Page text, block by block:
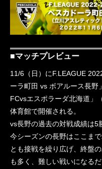
■マッチプレビュー
11/6（日）にF.LEAGUE
ーラ町田 vs ボアルース長野
FCvsエスポラーダ北海道」
体育館で開催される。
vs長野の過去の対戦成績は5
今シーズンの長野はここま
とも接戦を繰り広げ、終盤
も多く、難しい戦いになる